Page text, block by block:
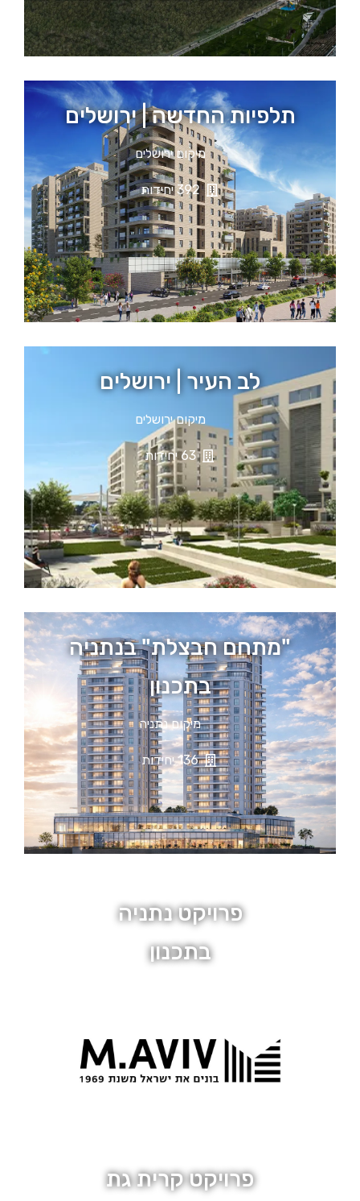
תלפיות החדשה | ירושלים
מיקום ירושלים
392 יחידות
לב העיר | ירושלים
מיקום ירושלים
63 יחידות
"מתחם חבצלת" בנתניה
בתכנון
מיקום נתניה
136 יחידות
פרויקט נתניה
בתכנון
פרויקט קרית גת